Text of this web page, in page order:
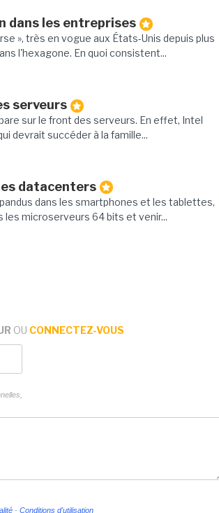
dans les entreprises
», très en vogue aux États-Unis depuis plus
l'hexagone. En quoi consistent...
serveurs
sur le front des serveurs. En effet, Intel
devrait succéder à la famille...
datacenters
dans les smartphones et les tablettes,
microserveurs 64 bits et venir...
OU CONNECTEZ-VOUS
- Conditions d'utilisation